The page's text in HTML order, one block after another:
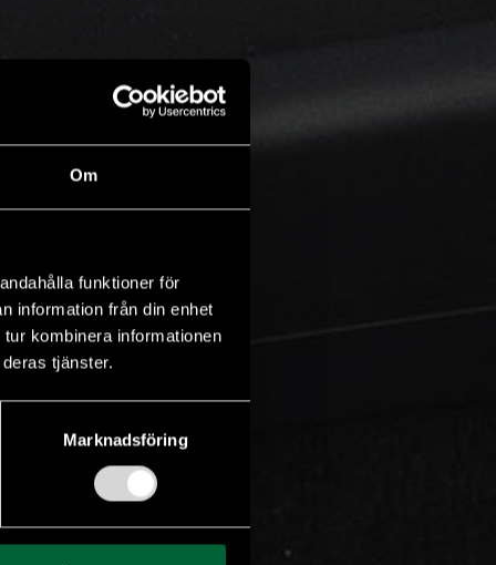
Om
funktioner för
information från din enhet
kombinera informationen
tjänster.
Marknadsföring